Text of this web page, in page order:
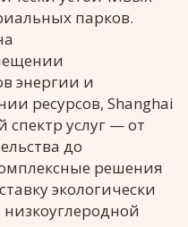
парков.
энергии и
ресурсов, Shanghai
спектр услуг — от
до
решения
экологически